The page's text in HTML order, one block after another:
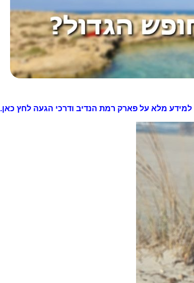
למידע מלא על פארק רמת הנדיב ודרכי הגעה לחץ כאן.